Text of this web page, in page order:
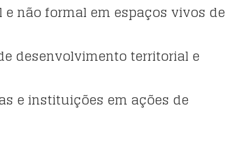
não formal em espaços vivos de
desenvolvimento territorial e
e instituições em ações de